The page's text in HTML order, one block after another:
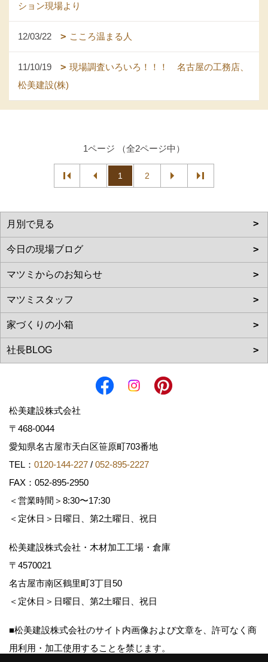
ション現場より
12/03/22 こころ温まる人
11/10/19
現場調査いろいろ！！！ 名古屋の工務店、
松美建設(株)
1ページ （全2ページ中）
1 2
松美建設株式会社
〒468-0044
愛知県名古屋市天白区笹原町703番地
TEL： 0120-144-227 / 052-895-2227
FAX：052-895-2950
＜営業時間＞8:30〜17:30
＜定休日＞日曜日、第2土曜日、祝日
松美建設株式会社・木材加工工場・倉庫
〒4570021
名古屋市南区鶴里町3丁目50
＜定休日＞日曜日、第2土曜日、祝日
■松美建設株式会社のサイト内画像および文章を、許可なく商
用利用・加工使用することを禁じます。